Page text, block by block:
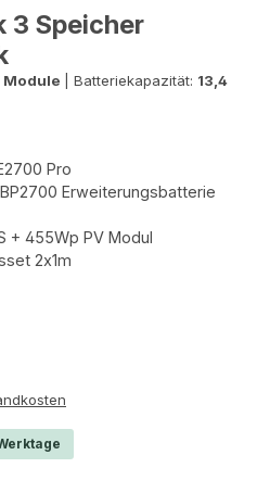
von 0 von 5 Sternen
3 Speicher
Module Batteriekapazität: 13,4
Pro
Erweiterungsbatterie
+ 455Wp PV Modul
2x1m